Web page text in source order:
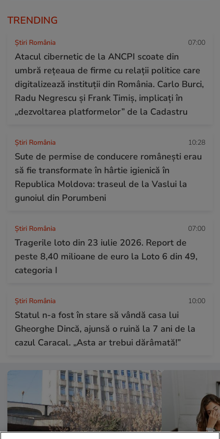
TRENDING
Știri România 07:00
Atacul cibernetic de la ANCPI scoate din
umbră rețeaua de firme cu relații politice care
digitalizează instituții din România. Carlo Burci,
Radu Negrescu și Frank Timiș, implicați în
„dezvoltarea platformelor” de la Cadastru
Știri România 10:28
Sute de permise de conducere românești erau
să fie transformate în hârtie igienică în
Republica Moldova: traseul de la Vaslui la
gunoiul din Porumbeni
Știri România 07:00
Tragerile loto din 23 iulie 2026. Report de
peste 8,40 milioane de euro la Loto 6 din 49,
categoria I
Știri România 10:00
Statul n-a fost în stare să vândă casa lui
Gheorghe Dincă, ajunsă o ruină la 7 ani de la
cazul Caracal. „Asta ar trebui dărâmată!”